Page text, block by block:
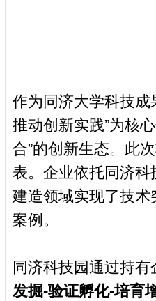
作为同济大学科技成
推动创新实践”为核
合”的创新生态。此
表。企业依托同济
建造领域实现了技术
案例。
同济科技园通过持
发掘-验证孵化-培育